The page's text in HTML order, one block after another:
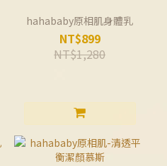
hahababy原相肌身體乳
NT$899
NT$1,280